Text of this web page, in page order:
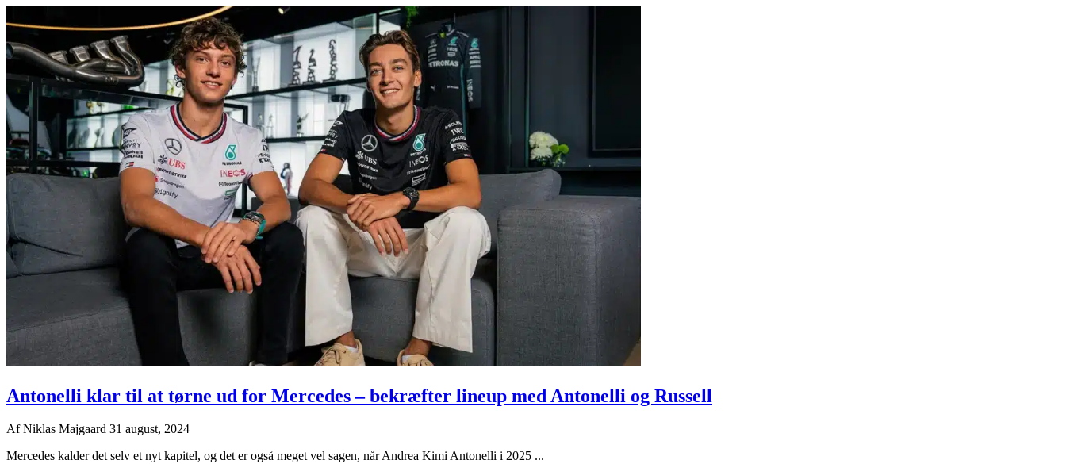
Antonelli klar til at tørne ud for Mercedes – bekræfter lineup med Antonelli og Russell
AfNiklas Majgaard 31 august, 2024
Mercedes kalder det selv et nyt kapitel, og det er også meget vel sagen, når Andrea Kimi Antonelli i 2025 ...